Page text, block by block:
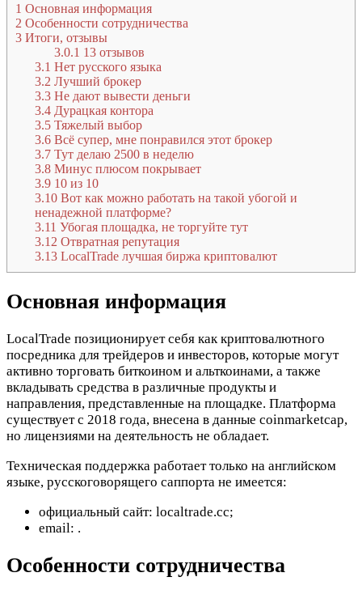
1 Основная информация
2 Особенности сотрудничества
3 Итоги, отзывы
3.0.1 13 отзывов
3.1 Нет русского языка
3.2 Лучший брокер
3.3 Не дают вывести деньги
3.4 Дурацкая контора
3.5 Тяжелый выбор
3.6 Всё супер, мне понравился этот брокер
3.7 Тут делаю 2500 в неделю
3.8 Минус плюсом покрывает
3.9 10 из 10
3.10 Вот как можно работать на такой убогой и
ненадежной платформе?
3.11 Убогая площадка, не торгуйте тут
3.12 Отвратная репутация
3.13 LocalTrade лучшая биржа криптовалют
Основная информация
LocalTrade позиционирует себя как криптовалютного
посредника для трейдеров и инвесторов, которые могут
активно торговать биткоином и альткоинами, а также
вкладывать средства в различные продукты и
направления, представленные на площадке. Платформа
существует с 2018 года, внесена в данные coinmarketcap,
но лицензиями на деятельность не обладает.
Техническая поддержка работает только на английском
языке, русскоговорящего саппорта не имеется:
официальный сайт: localtrade.cc;
email: .
Особенности сотрудничества